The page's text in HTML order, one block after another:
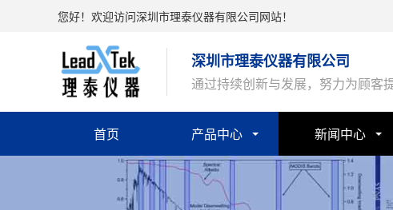
您好！欢迎访问深圳市理泰仪器有限公司网站！
深圳市理泰仪器有限公司
通过持续创新与发展，努力为顾客
首页 产品中心 新闻中心